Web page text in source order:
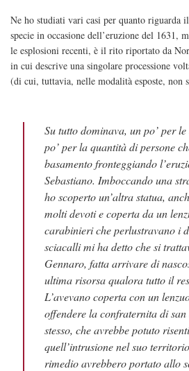
Ne ho studiati vari casi per quanto riguarda
specie in occasione dell’eruzione del 1631,
le esplosioni recenti, è il rito riportato da
in cui descrive una singolare processione
(di cui, tuttavia, nelle modalità esposte, non
Su tutto dominava, un po’ per
po’ per la quantità di persone
basamento fronteggiando
Sebastiano. Imboccando una
ho scoperto un’altra statua,
molti devoti e coperta da un
carabinieri che perlustravano i
sciacalli mi ha detto che si
Gennaro, fatta arrivare di
ultima risorsa qualora tutto il
L’avevano coperta con un
offendere la confraternita di san
stesso, che avrebbe potuto
quell’intrusione nel suo
rimedio avrebbero portato allo